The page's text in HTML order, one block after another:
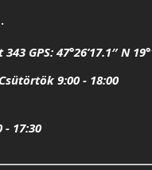
343 GPS: 47°26’17.1″ N
9:00 - 18:00
17:30